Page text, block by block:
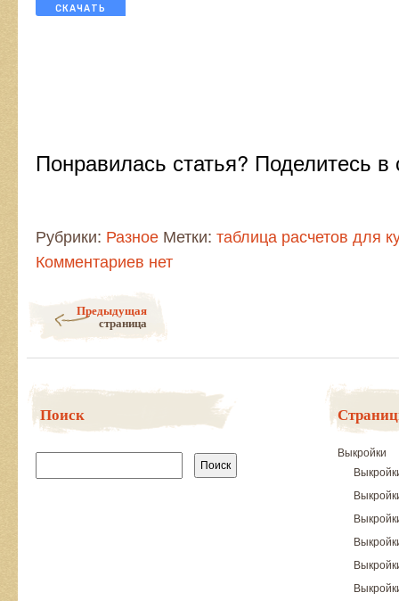
СКАЧАТЬ
Понравилась статья? Поделитесь в
Рубрики: Разное Метки: таблица расчетов для
Комментариев нет
Предыдущая
страница
Поиск
Найти:
Выкройки